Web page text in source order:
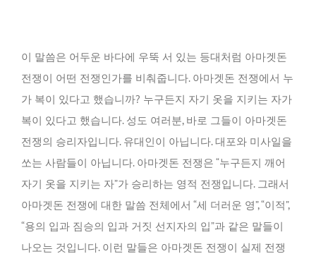
이 말씀은 어두운 바다에 우뚝 서 있는 등대처럼 아마겟돈
전쟁이 어떤 전쟁인가를 비춰줍니다. 아마겟돈 전쟁에서 누
가 복이 있다고 했습니까? 누구든지 자기 옷을 지키는 자가
복이 있다고 했습니다. 성도 여러분, 바로 그들이 아마겟돈
전쟁의 승리자입니다. 유대인이 아닙니다. 대포와 미사일을
쏘는 사람들이 아닙니다. 아마겟돈 전쟁은 “누구든지 깨어
자기 옷을 지키는 자”가 승리하는 영적 전쟁입니다. 그래서
아마겟돈 전쟁에 대한 말씀 전체에서 “세 더러운 영”, “이적”,
“용의 입과 짐승의 입과 거짓 선지자의 입”과 같은 말들이
나오는 것입니다. 이런 말들은 아마겟돈 전쟁이 실제 전쟁